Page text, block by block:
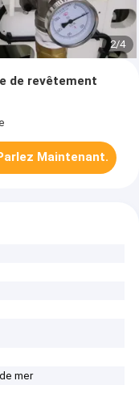
2/4
de revêtement
Maintenant.
mer